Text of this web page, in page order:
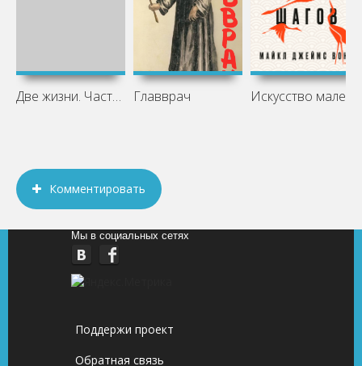
Две жизни. Часть 1 Главврач
Комментировать
Мы в социальных сетях
Поддержи проект
Обратная связь